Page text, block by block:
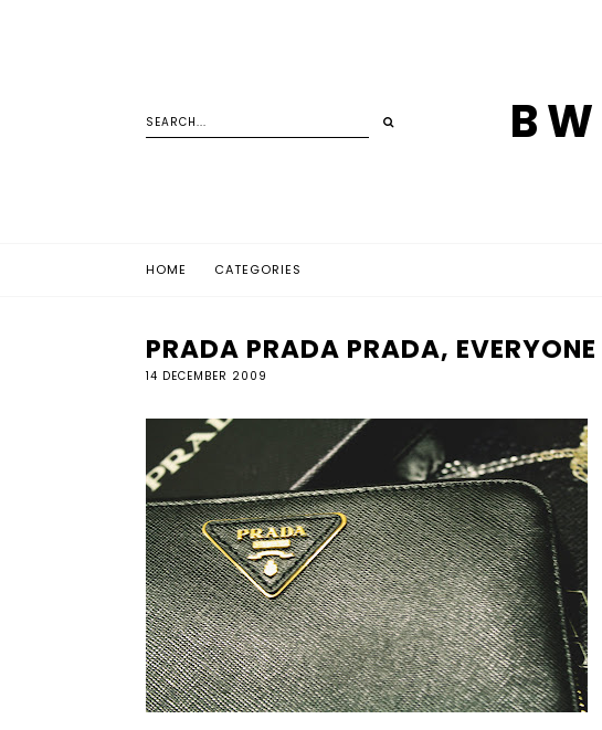
HOME CATEGORIES
PRADA PRADA PRADA,
14 DECEMBER 2009